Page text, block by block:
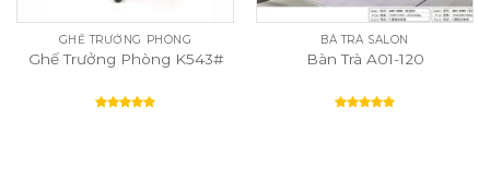
GHẾ TRƯỞNG PHÒNG
Ghế Trưởng Phòng K543#
BÀ TRÀ SALON
Bàn Trà A01-120